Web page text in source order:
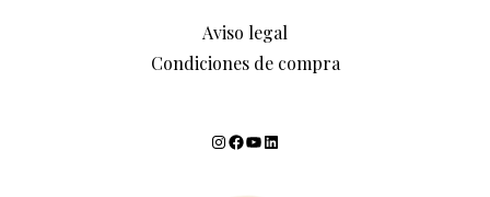
Aviso legal
Condiciones de compra
Instagram Facebook YouTube LinkedIn